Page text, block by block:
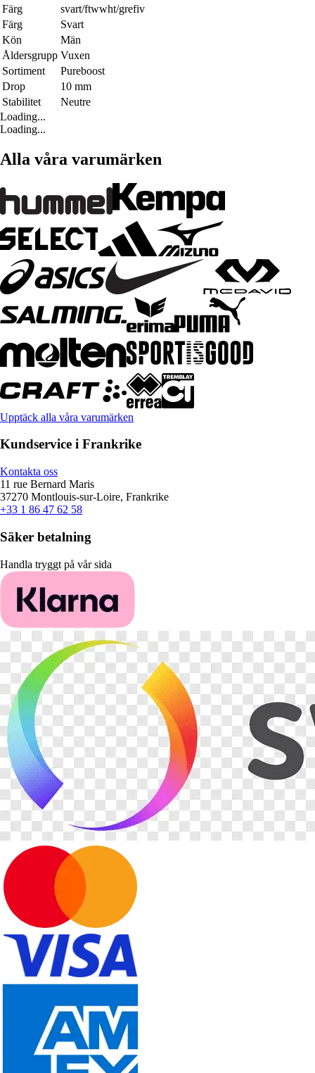
Färg
svart/ftwwht/grefiv
Färg
Svart
Kön
Män
Åldersgrupp Vuxen
Sortiment
Pureboost
Drop
10 mm
Stabilitet
Neutre
Loading...
Loading...
Alla våra varumärken
Upptäck alla våra varumärken
Kundservice i Frankrike
Kontakta oss
11 rue Bernard Maris
37270 Montlouis-sur-Loire, Frankrike
+33 1 86 47 62 58
Säker betalning
Handla tryggt på vår sida